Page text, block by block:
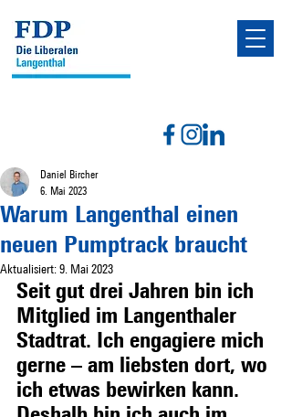
Warum Langenthal einen
neuen Pumptrack braucht
Daniel Bircher
6. Mai 2023
Aktualisiert:9. Mai 2023
Seit gut drei Jahren bin ich
Mitglied im Langenthaler
Stadtrat. Ich engagiere mich
gerne – am liebsten dort, wo
ich etwas bewirken kann.